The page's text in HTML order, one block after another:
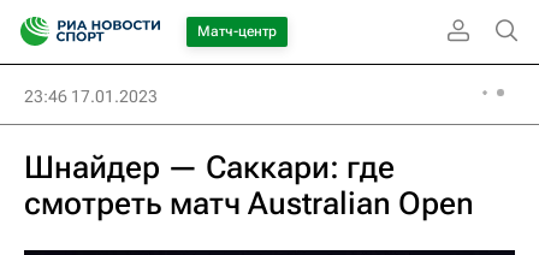
Матч-центр
23:46 17.01.2023
Шнайдер — Саккари: где
смотреть матч Australian Open